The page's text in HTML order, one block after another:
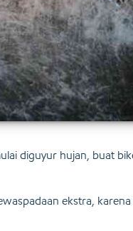
diguyur hujan, buat
ekstra,